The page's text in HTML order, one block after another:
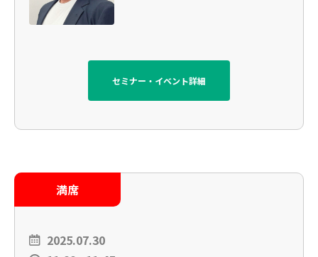
セミナー・イベント詳細
満席
2025.07.30